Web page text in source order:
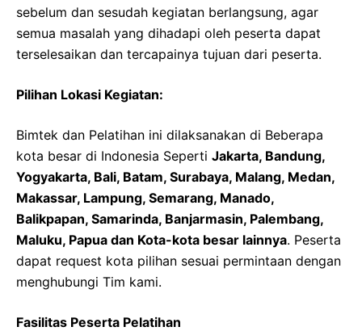
sebelum dan sesudah kegiatan berlangsung, agar
semua masalah yang dihadapi oleh peserta dapat
terselesaikan dan tercapainya tujuan dari peserta.
Pilihan Lokasi Kegiatan:
Bimtek dan Pelatihan ini dilaksanakan di Beberapa
kota besar di Indonesia Seperti Jakarta, Bandung,
Yogyakarta, Bali, Batam, Surabaya, Malang, Medan,
Makassar, Lampung, Semarang, Manado,
Balikpapan, Samarinda, Banjarmasin, Palembang,
Maluku, Papua dan Kota-kota besar lainnya. Peserta
dapat request kota pilihan sesuai permintaan dengan
menghubungi Tim kami.
Fasilitas Peserta Pelatihan